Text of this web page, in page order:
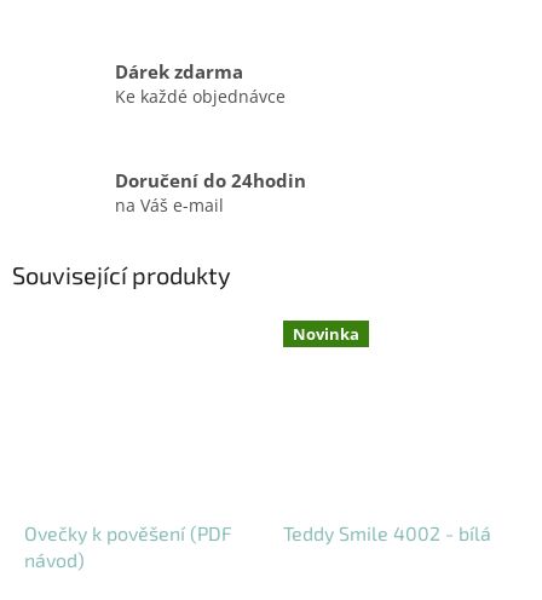
Dárek zdarma
Ke každé objednávce
Doručení do 24hodin
na Váš e-mail
Související produkty
Ovečky k pověšení (PDF
návod)
Novinka
Teddy Smile 4002 - bílá